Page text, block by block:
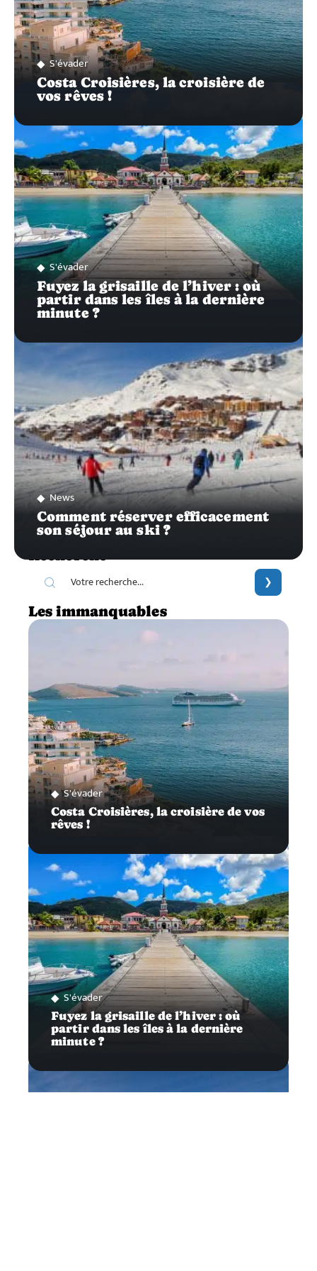
S'évader
Costa Croisières, la croisière de
vos rêves !
S'évader
Fuyez la grisaille de l’hiver : où
partir dans les îles à la dernière
minute ?
News
Comment réserver efficacement
son séjour au ski ?
Recherche
Les immanquables
S'évader
Costa Croisières, la croisière de vos
rêves !
S'évader
Fuyez la grisaille de l’hiver : où
partir dans les îles à la dernière
minute ?